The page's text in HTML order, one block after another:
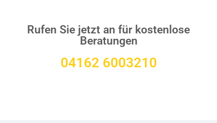
Rufen Sie jetzt an für kostenlose
Beratungen
04162 6003210